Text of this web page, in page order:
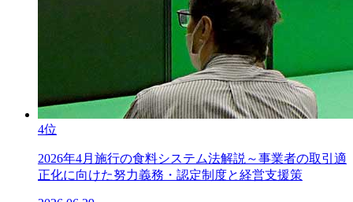
4位
2026年4月施行の食料システム法解説～事業者の取引適
正化に向けた努力義務・認定制度と経営支援策